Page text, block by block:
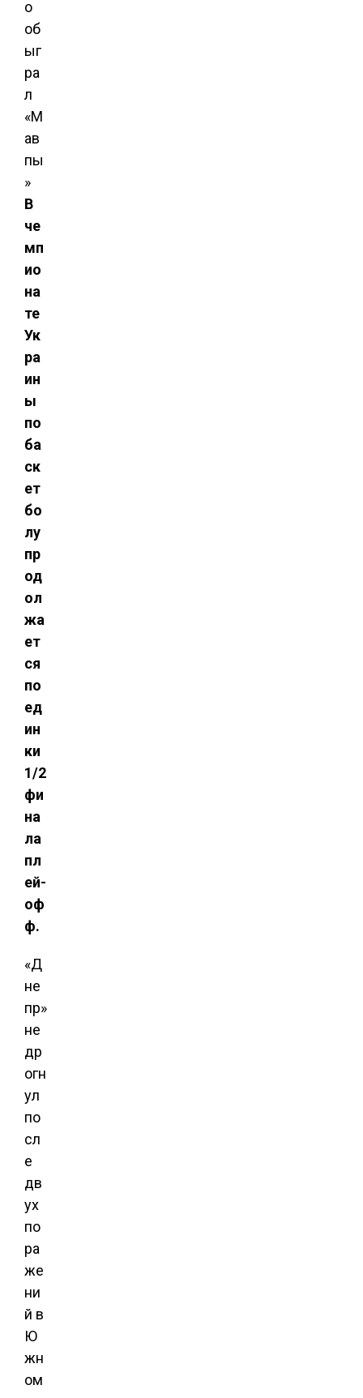
В
че
мп
ио
на
те
Ук
ра
ин
ы
по
ба
ск
ет
бо
лу
пр
од
ол
жа
ет
ся
по
ед
ин
ки
1/2
фи
на
ла
пл
ей-
оф
ф.
«Д
не
пр»
не
др
огн
ул
по
сл
е
дв
ух
по
ра
же
ни
й в
Ю
жн
ом